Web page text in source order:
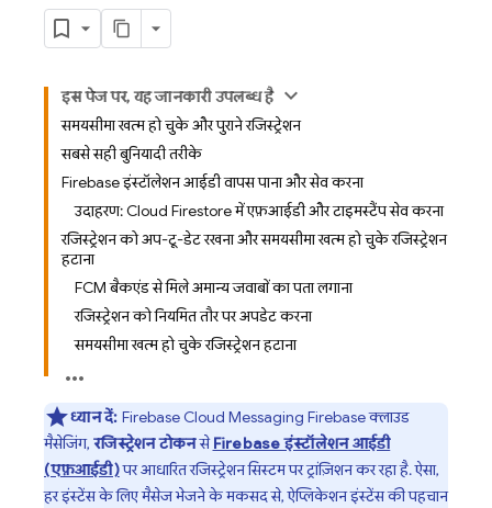
इस पेज पर, यह जानकारी उपलब्ध है
समयसीमा खत्म हो चुके और पुराने रजिस्ट्रेशन
सबसे सही बुनियादी तरीके
Firebase इंस्टॉलेशन आईडी वापस पाना और सेव करना
उदाहरण: Cloud Firestore में एफ़आईडी और टाइमस्टैंप सेव करना
रजिस्ट्रेशन को अप-टू-डेट रखना और समयसीमा खत्म हो चुके रजिस्ट्रेशन
हटाना
FCM बैकएंड से मिले अमान्य जवाबों का पता लगाना
रजिस्ट्रेशन को नियमित तौर पर अपडेट करना
समयसीमा खत्म हो चुके रजिस्ट्रेशन हटाना
ध्यान दें: Firebase Cloud Messaging Firebase क्लाउड
मैसेजिंग, रजिस्ट्रेशन टोकनसेFirebase इंस्टॉलेशन आईडी
(एफ़आईडी)पर आधारित रजिस्ट्रेशन सिस्टम पर ट्रांज़िशन कर रहा है. ऐसा,
हर इंस्टेंस के लिए मैसेज भेजने के मकसद से, ऐप्लिकेशन इंस्टेंस की पहचान